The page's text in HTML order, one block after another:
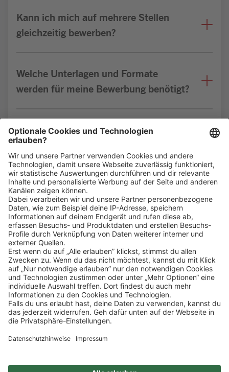
Kann ich mich auf mehrere Stellen
gleichzeitig bewerben?
Welche Unterlagen und Formate
werden für meine Bewerbung benötigt?
Bin ich für die Stelle geeignet?
Klickehier, um alle offenen Jobs zu sehen.
Impressum Datenschutz
Privatsphäre-Einstellungen
FAQ
Veranstaltungen
Sitemap